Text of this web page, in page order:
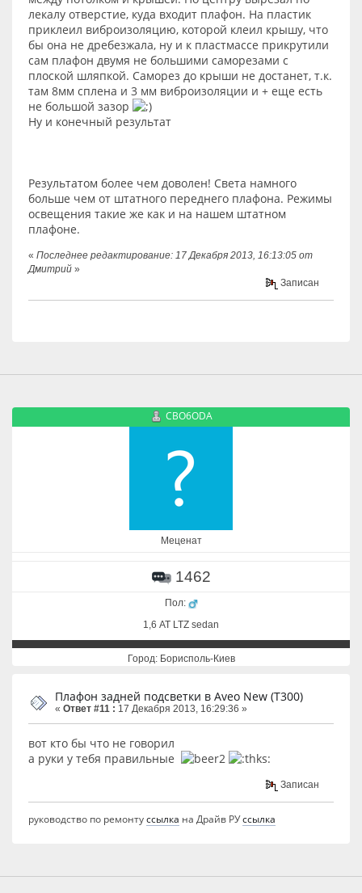
лекалу отверстие, куда входит плафон. На пластик
приклеил виброизоляцию, которой клеил крышу, что
бы она не дребезжала, ну и к пластмассе прикрутили
сам плафон двумя не большими саморезами с
плоской шляпкой. Саморез до крыши не достанет, т.к.
там 8мм сплена и 3 мм виброизоляции и + еще есть
не большой зазор
Ну и конечный результат
Результатом более чем доволен! Света намного
больше чем от штатного переднего плафона. Режимы
освещения такие же как и на нашем штатном
плафоне.
« Последнее редактирование: 17 Декабря 2013, 16:13:05 от
Дмитрий »
Записан
CBO6ODA
Меценат
1462
Пол:
1,6 АТ LTZ sedan
Город: Борисполь-Киев
Плафон задней подсветки в Aveo New (T300)
« Ответ #11 : 17 Декабря 2013, 16:29:36 »
вот кто бы что не говорил
а руки у тебя правильные
Записан
руководство по ремонтуссылка на Драйв РУссылка